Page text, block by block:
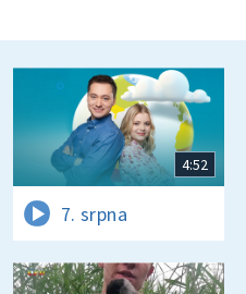
4:52
7. srpna